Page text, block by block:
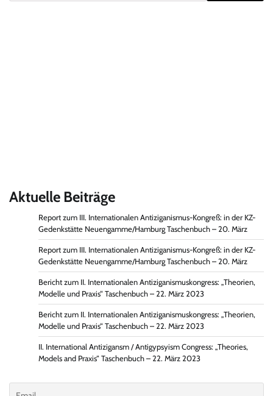
Aktuelle Beiträge
Report zum III. Internationalen Antiziganismus-Kongreß: in der KZ-
Gedenkstätte Neuengamme/Hamburg Taschenbuch – 20. März
Report zum III. Internationalen Antiziganismus-Kongreß: in der KZ-
Gedenkstätte Neuengamme/Hamburg Taschenbuch – 20. März
Bericht zum II. Internationalen Antiziganismuskongress: „Theorien,
Modelle und Praxis“ Taschenbuch – 22. März 2023
Bericht zum II. Internationalen Antiziganismuskongress: „Theorien,
Modelle und Praxis“ Taschenbuch – 22. März 2023
II. International Antizigansm / Antigypsyism Congress: „Theories,
Models and Praxis“ Taschenbuch – 22. März 2023